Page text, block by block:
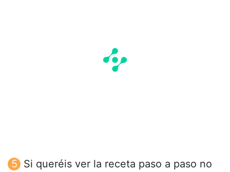
Si queréis ver la receta paso a paso no